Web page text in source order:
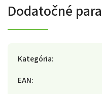
Dodatočné
Kategória:
EAN: